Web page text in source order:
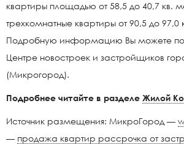
квартиры площадью от 58,5 до 40,7 кв.
трехкомнатные квартиры от 90,5 до 97,0
Подробную информацию Вы можете
Центре новостроек и застройщиков
(Микрогород).
Подробнее читайте в разделе Жилой
Источник размещения: МикроГород —
— продажа квартир рассрочка от